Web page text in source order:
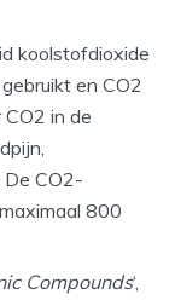
koolstofdioxide
en CO2
in de
De CO2-
800
Compounds‘,